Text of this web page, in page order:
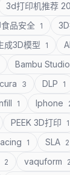
3d打印机推荐
品安全 1
成3D模型 1
Bambu Studio
cura 3 DLP 1
1 Iphone
PEEK 3D打印 1
1 SLA 2
2 vaquform 2